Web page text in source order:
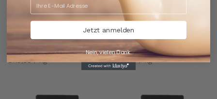
Cornflakes Chaos - Tee
Früchtetee | Mild
€119,00 / kg
Gentleman's Toffee® -
Tee mit Sprüchen |
Schwarztee | Aroma
€5,95
€119,00 / kg
Jetzt anmelden
Nein, vielen Dank.